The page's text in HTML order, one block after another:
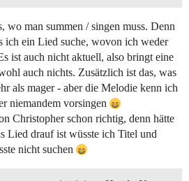
wo man summen / singen muss. Denn
ich ein Lied suche, wovon ich weder
ist auch nicht aktuell, also bringt eine
auch nichts. Zusätzlich ist das, was
als mager - aber die Melodie kenn ich
niemandem vorsingen
Christopher schon richtig, denn hätte
Lied drauf ist wüsste ich Titel und
nicht suchen